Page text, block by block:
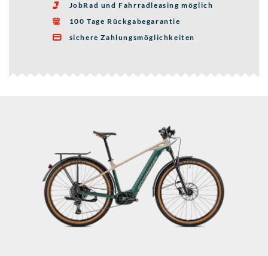
 JobRad und Fahrradleasing möglich
 100 Tage Rückgabegarantie
 sichere Zahlungsmöglichkeiten